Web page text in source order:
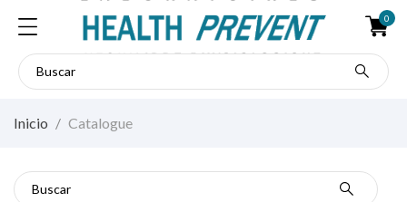
0
Inicio Catalogue
Catalogue